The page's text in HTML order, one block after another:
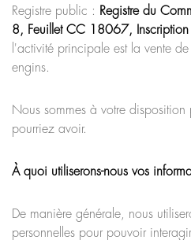
Registre public : Registre du
8, Feuillet CC 18067,
l'activité principale est la vente
engins.
Nous sommes à votre
pourriez avoir.
À quoi utiliserons-nous vos
De manière générale, nous
personnelles pour pouvoir